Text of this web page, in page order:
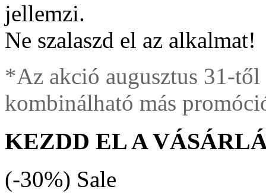
jellemzi.
Ne szalaszd el az alkalmat!
*Az akció augusztus 31-től
kombinálható más
KEZDD EL A
(-30%) Sale